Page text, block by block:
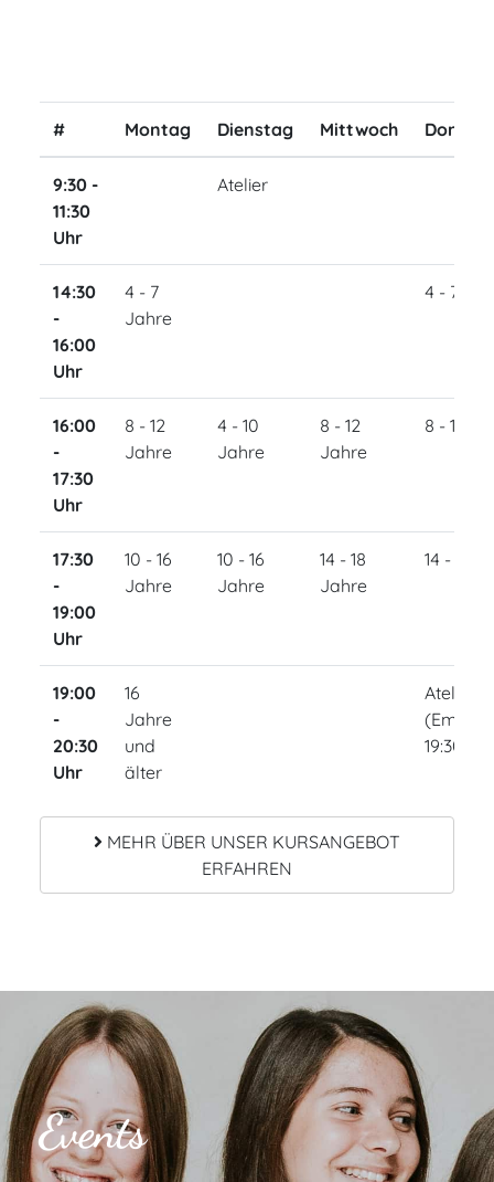
# Montag Dienstag Mittwoch
9:30 -
11:30
Uhr
Atelier
14:30
-
16:00
Uhr
4 - 7
Jahre
4 - 7
16:00
-
17:30
Uhr
8 - 12
Jahre
4 - 10
Jahre
8 - 12
Jahre
8 - 14
17:30
-
19:00
Uhr
10 - 16
Jahre
10 - 16
Jahre
14 - 18
Jahre
14 - 18
19:00
-
20:30
Uhr
16
Jahre
und
älter
Atelier
(Emilie,
19:30
MEHR ÜBER UNSER KURSANGEBOT
ERFAHREN
Events